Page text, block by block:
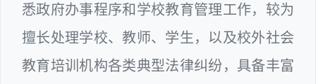
悉政府办事程序和学校教育管理工作，较为
擅长处理学校、教师、学生，以及校外社会
教育培训机构各类典型法律纠纷，具备丰富